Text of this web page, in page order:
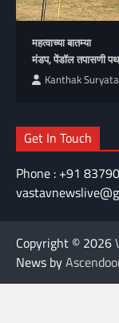
महत्वाच्या बातम्या
मंडप, पेंडॉल तपासणी
Kanthak
Get In Touch
Phone : +91
Copyright © 2026
News by